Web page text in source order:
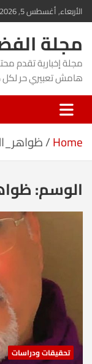
Skip
to
content
الأربعاء, أغسطس 5, 2026
مجلة
مجلة إخبارية تقدم
هامش تعبيري حر لكل
Home
الوسم:
تحقيقات ودراسات